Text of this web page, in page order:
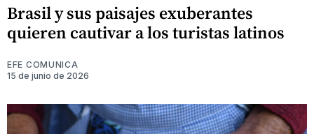
Brasil y sus paisajes exuberantes
quieren cautivar a los turistas latinos
EFE COMUNICA
15 de junio de 2026